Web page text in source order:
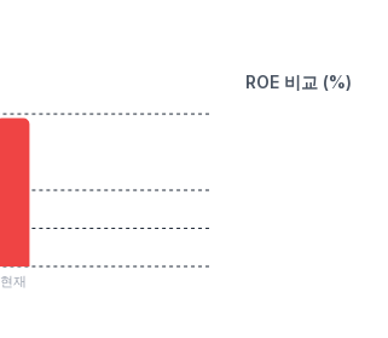
현재
ROE 비교 (%)